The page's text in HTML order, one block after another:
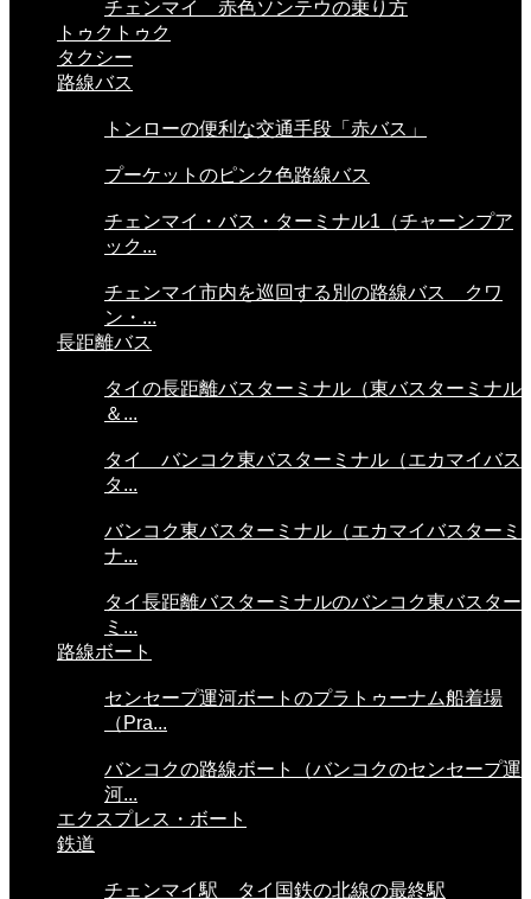
チェンマイ 赤色ソンテウの乗り方
トゥクトゥク
タクシー
路線バス
トンローの便利な交通手段「赤バス」
プーケットのピンク色路線バス
チェンマイ・バス・ターミナル1（チャーンプア
ック...
チェンマイ市内を巡回する別の路線バス クワ
ン・...
長距離バス
タイの長距離バスターミナル（東バスターミナル
＆...
タイ バンコク東バスターミナル（エカマイバス
タ...
バンコク東バスターミナル（エカマイバスターミ
ナ...
タイ長距離バスターミナルのバンコク東バスター
ミ...
路線ボート
センセープ運河ボートのプラトゥーナム船着場
（Pra...
バンコクの路線ボート（バンコクのセンセープ運
河...
エクスプレス・ボート
鉄道
チェンマイ駅 タイ国鉄の北線の最終駅